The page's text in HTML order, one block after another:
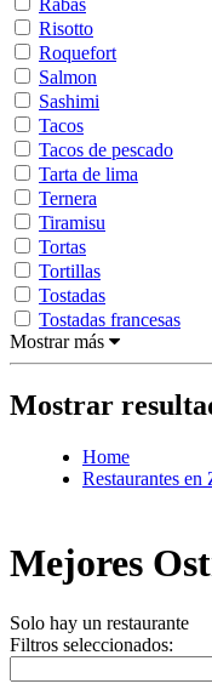
Rabas
Risotto
Roquefort
Salmon
Sashimi
Tacos
Tacos de pescado
Tarta de lima
Ternera
Tiramisu
Tortas
Tortillas
Tostadas
Tostadas francesas
Mostrar más
Mostrar
Home
Restaurantes en
Mejores
Solo hay un restaurante
Filtros seleccionados: